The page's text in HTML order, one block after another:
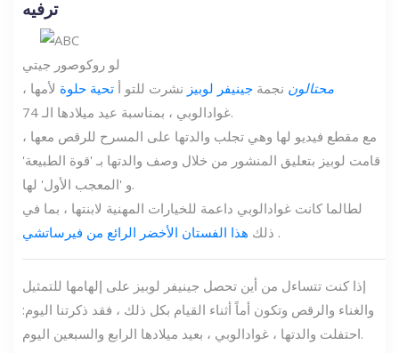
ترفيه
لو روكوصور جيتي
محتالون نجمة جينيفر لوبيز نشرت للتو أ تحية حلوة لأمها ،
غوادالوبي ، بمناسبة عيد ميلادها الـ 74.
مع مقطع فيديو لها وهي تجلب والدتها على المسرح للرقص معها ،
قامت لوبيز بتعليق المنشور من خلال وصف والدتها بـ 'قوة الطبيعة'
و 'المعجب الأول' لها.
لطالما كانت غوادالوبي داعمة للخيارات المهنية لابنتها ، بما في
ذلك هذا الفستان الأخضر الرائع من فيرساتشي .
إذا كنت تتساءل من أين تحصل جينيفر لوبيز على إلهامها للتمثيل
والغناء والرقص وتكون أماً أثناء القيام بكل ذلك ، فقد ذكرتنا اليوم:
احتفلت والدتها ، غوادالوبي ، بعيد ميلادها الرابع والسبعين اليوم.